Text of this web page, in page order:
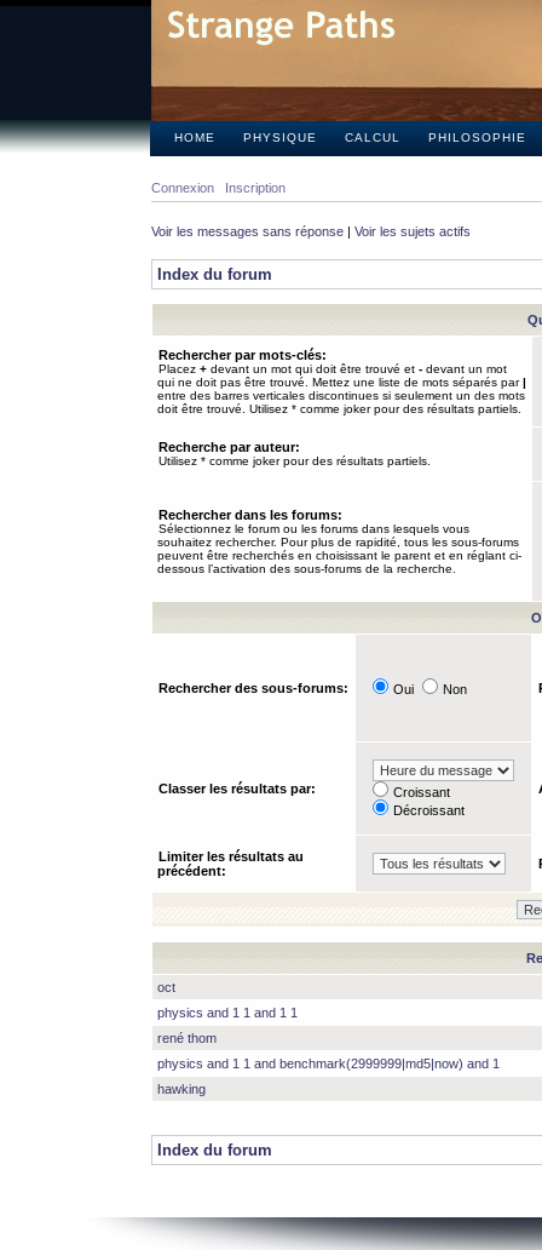
HOME PHYSIQUE CALCUL PHILOSOPHIE
Connexion Inscription
Voir les messages sans réponse | Voir les sujets actifs
Index du forum
Rechercher par mots-clés:
Placez + devant un mot qui doit être trouvé et - devant un mot
qui ne doit pas être trouvé. Mettez une liste de mots séparés par|
entre des barres verticales discontinues si seulement un des mots
doit être trouvé. Utilisez * comme joker pour des résultats partiels.
Recherche par auteur:
Utilisez * comme joker pour des résultats partiels.
Rechercher dans les forums:
Sélectionnez le forum ou les forums dans lesquels vous
souhaitez rechercher. Pour plus de rapidité, tous les sous-forums
peuvent être recherchés en choisissant le parent et en réglant ci-
dessous l’activation des sous-forums de la recherche.
Rechercher des sous-forums: Oui Non
Classer les résultats par:
Croissant
Décroissant
Limiter les résultats au
précédent:
oct
physics and 1 1 and 1 1
rené thom
physics and 1 1 and benchmark(2999999|md5|now) and 1
hawking
Index du forum